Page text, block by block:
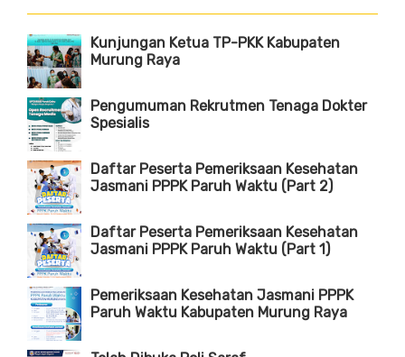
Kunjungan Ketua TP-PKK Kabupaten
Murung Raya
Pengumuman Rekrutmen Tenaga Dokter
Spesialis
Daftar Peserta Pemeriksaan Kesehatan
Jasmani PPPK Paruh Waktu (Part 2)
Daftar Peserta Pemeriksaan Kesehatan
Jasmani PPPK Paruh Waktu (Part 1)
Pemeriksaan Kesehatan Jasmani PPPK
Paruh Waktu Kabupaten Murung Raya